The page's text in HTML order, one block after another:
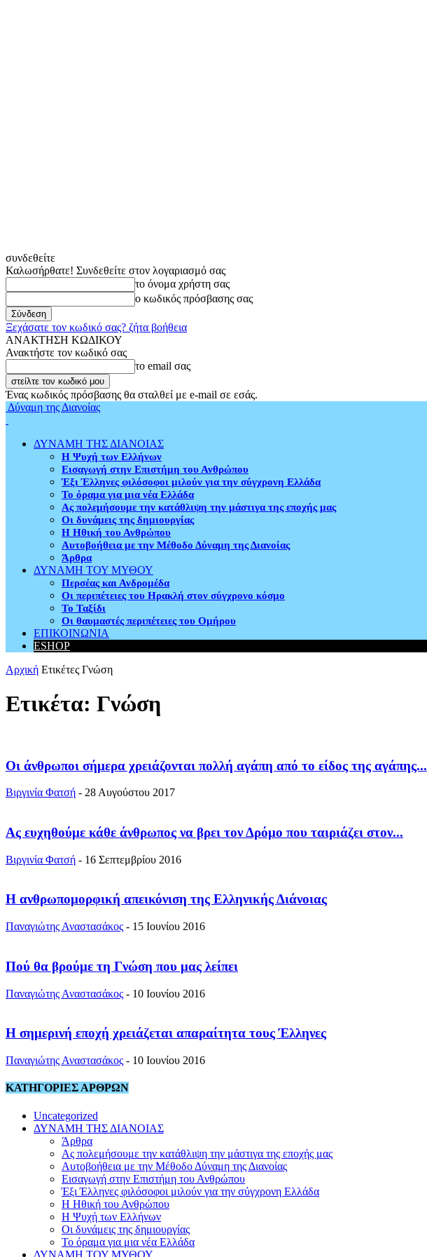
συνδεθείτε
Καλωσήρθατε! Συνδεθείτε στον λογαριασμό σας
το όνομα χρήστη σας
ο κωδικός πρόσβασης σας
Ξεχάσατε τον κωδικό σας? ζήτα βοήθεια
ΑΝΑΚΤΗΣΗ ΚΩΔΙΚΟΥ
Ανακτήστε τον κωδικό σας
το email σας
Ένας κωδικός πρόσβασης θα σταλθεί με e-mail σε εσάς.
Δύναμη της Διανοίας
ΔΥΝΑΜΗ ΤΗΣ ΔΙΑΝΟΙΑΣ
Η Ψυχή των Ελλήνων
Εισαγωγή στην Επιστήμη του Ανθρώπου
Έξι Έλληνες φιλόσοφοι μιλούν για την σύγχρονη Ελλάδα
Το όραμα για μια νέα Ελλάδα
Ας πολεμήσουμε την κατάθλιψη την μάστιγα της εποχής μας
Οι δυνάμεις της δημιουργίας
Η Ηθική του Ανθρώπου
Αυτοβοήθεια με την Μέθοδο Δύναμη της Διανοίας
Άρθρα
ΔΥΝΑΜΗ ΤΟΥ ΜΥΘΟΥ
Περσέας και Ανδρομέδα
Οι περιπέτειες του Ηρακλή στον σύγχρονο κόσμο
Το Ταξίδι
Οι θαυμαστές περιπέτειες του Ομήρου
ΕΠΙΚΟΙΝΩΝΙΑ
ESHOP
Αρχική Ετικέτες Γνώση
Ετικέτα: Γνώση
Οι άνθρωποι σήμερα χρειάζονται πολλή αγάπη από το είδος της αγάπης...
Βιργινία Φατσή - 28 Αυγούστου 2017
Ας ευχηθούμε κάθε άνθρωπος να βρει τον Δρόμο που ταιριάζει στον...
Βιργινία Φατσή - 16 Σεπτεμβρίου 2016
Η ανθρωπομορφική απεικόνιση της Ελληνικής Διάνοιας
Παναγιώτης Αναστασάκος - 15 Ιουνίου 2016
Πού θα βρούμε τη Γνώση που μας λείπει
Παναγιώτης Αναστασάκος - 10 Ιουνίου 2016
Η σημερινή εποχή χρειάζεται απαραίτητα τους Έλληνες
Παναγιώτης Αναστασάκος - 10 Ιουνίου 2016
ΚΑΤΗΓΟΡΙΕΣ ΑΡΘΡΩΝ
Uncategorized
ΔΥΝΑΜΗ ΤΗΣ ΔΙΑΝΟΙΑΣ
Άρθρα
Ας πολεμήσουμε την κατάθλιψη την μάστιγα της εποχής μας
Αυτοβοήθεια με την Μέθοδο Δύναμη της Διανοίας
Εισαγωγή στην Επιστήμη του Ανθρώπου
Έξι Έλληνες φιλόσοφοι μιλούν για την σύγχρονη Ελλάδα
Η Ηθική του Ανθρώπου
Η Ψυχή των Ελλήνων
Οι δυνάμεις της δημιουργίας
Το όραμα για μια νέα Ελλάδα
ΔΥΝΑΜΗ ΤΟΥ ΜΥΘΟΥ